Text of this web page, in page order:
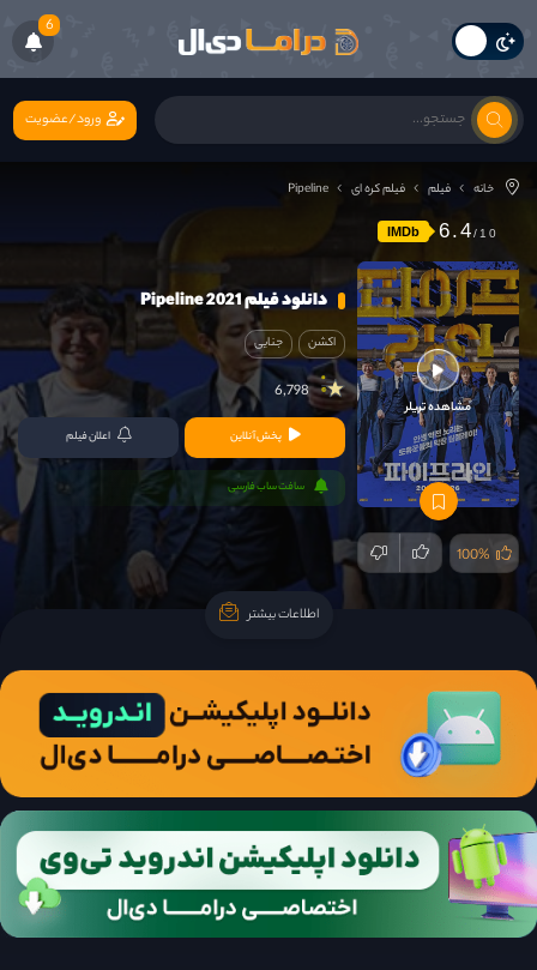
6
ورود/عضویت
خانه فیلم فیلم کره ای Pipeline
IMDb 6.4
مشاهده تریلر
100%
دانلود فیلم Pipeline 2021
اکشن جنایی
6,798
پخش آنلاین اعلان فیلم
سافت ساب فارسی
اطلاعات بیشتر